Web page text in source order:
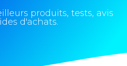
produits, tests, avis
d'achats.